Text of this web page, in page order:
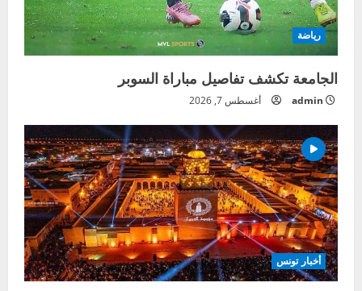
رياضة
الجامعة تكشف تفاصيل مباراة السوبر
admin أغسطس 7, 2026
أخبار تونس